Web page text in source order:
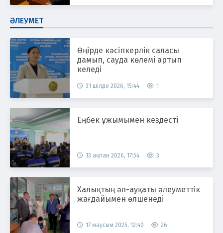
ӘЛЕУМЕТ
Өңірде кәсіпкерлік саласы
дамып, сауда көлемі артып
келеді
31 шілде 2026, 15:44 1
Еңбек ұжымымен кездесті
13 ақпан 2026, 17:54 3
Халықтың әл-ауқаты әлеуметтік
жағдайымен өлшенеді
17 маусым 2025, 12:40 26